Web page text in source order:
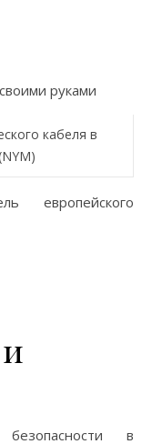
кабеля в
европейского
в